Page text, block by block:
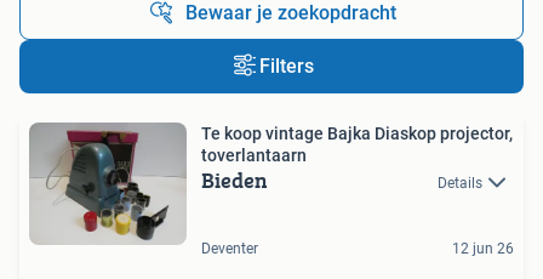
Bewaar je zoekopdracht
Filters
Te koop vintage Bajka Diaskop projector,
toverlantaarn
Bieden Details
Deventer 12 jun 26